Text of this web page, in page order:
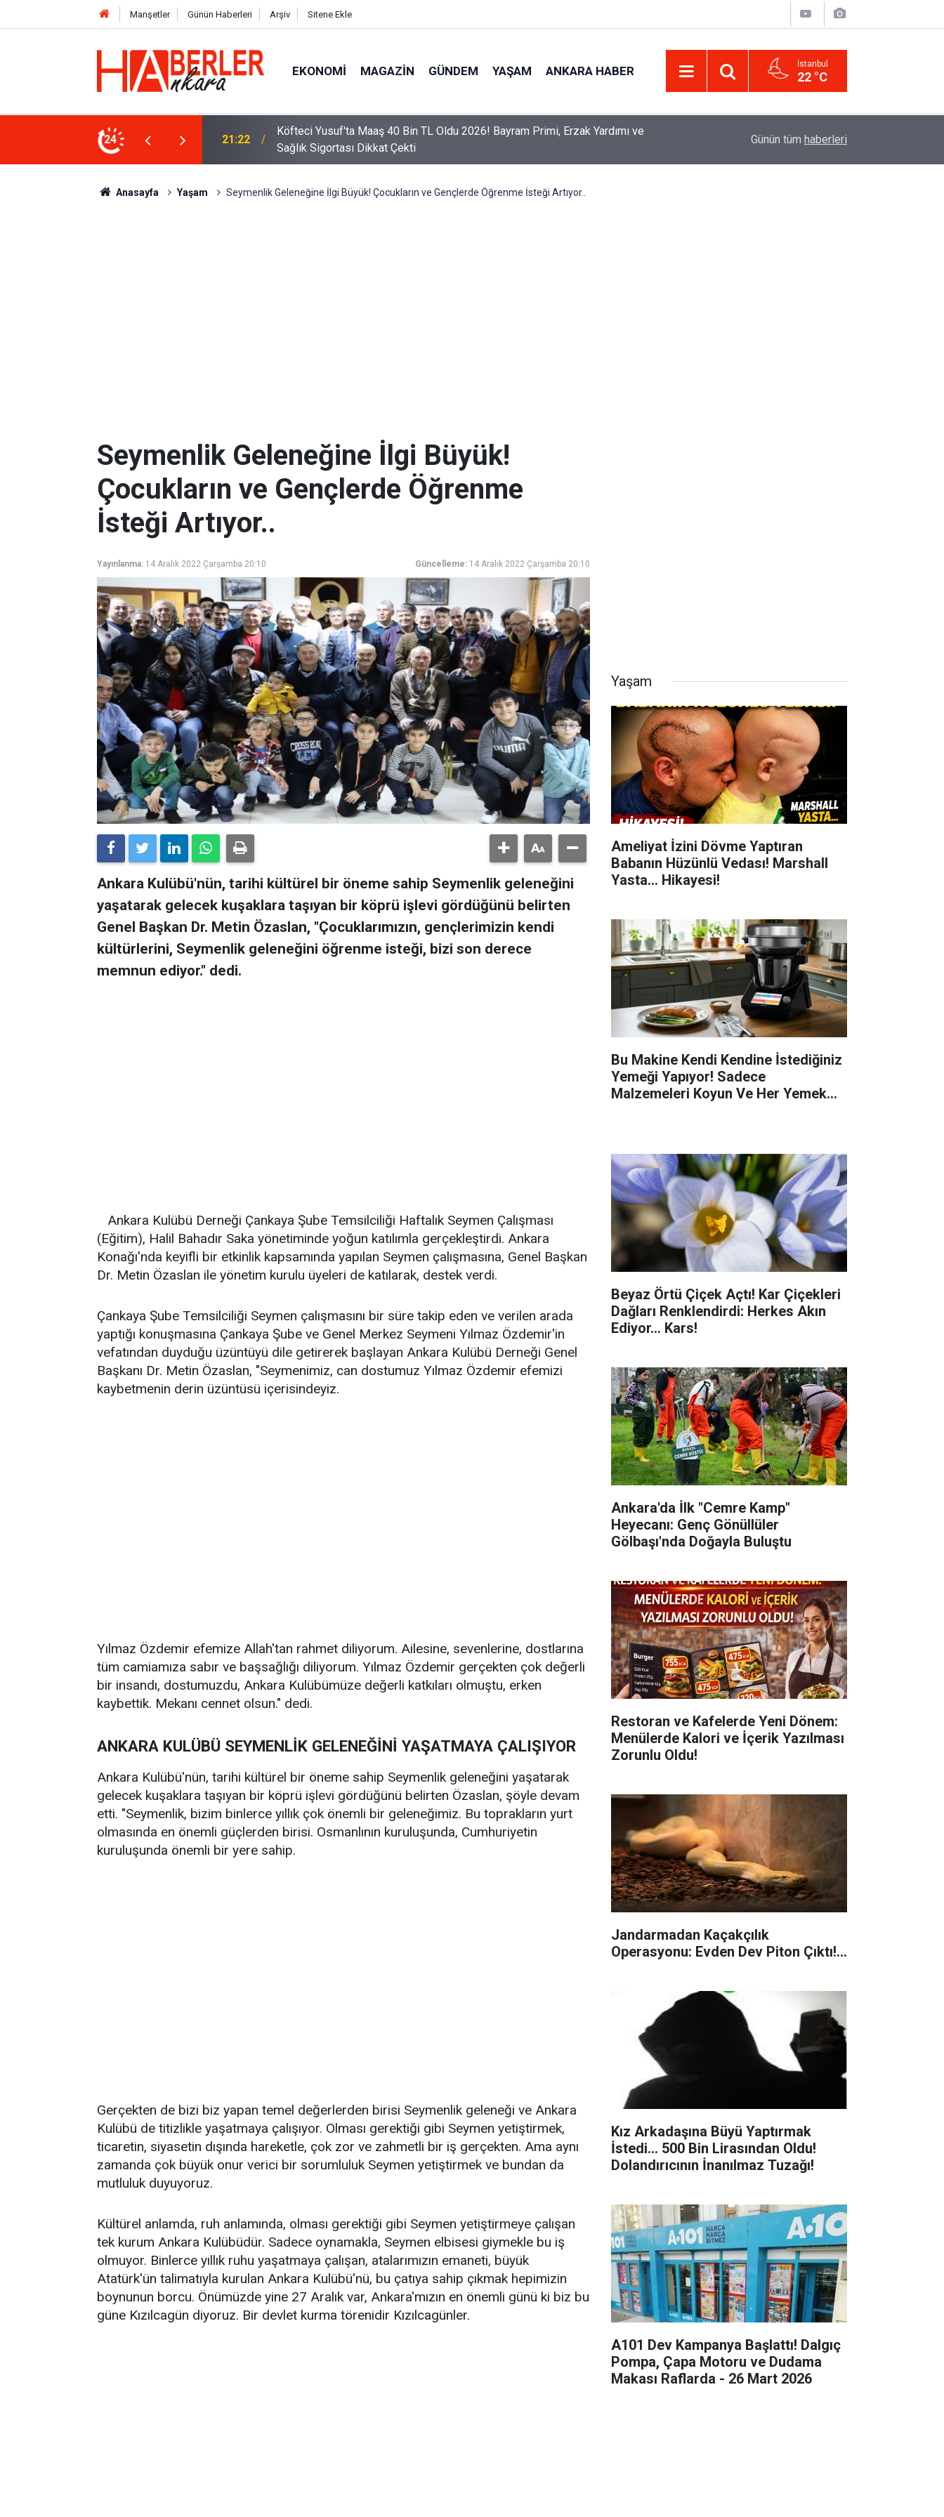
Manşetler Günün Haberleri Arşiv Sitene Ekle
EKONOMI MAGAZIN GÜNDEM YAŞAM ANKARA HABER İstanbul
22 °C
24
2026! Bayram Primi, Erzak Yardımı ve
12:33 Sürücüler Dikkat! Yeni Dönemde 3 İhlal Ehliyet İptaline Neden Olacak
Uzadı, Ödeme Kuralları Değişti
Günün tüm haberleri
Anasayfa Yaşam Seymenlik Geleneğine İlgi Büyük! Çocukların ve Gençlerde Öğrenme İsteği Artıyor..
Seymenlik Geleneğine İlgi Büyük!
Çocukların ve Gençlerde Öğrenme
İsteği Artıyor..
Yayınlanma: 14 Aralık 2022 Çarşamba 20:10 Güncelleme: 14 Aralık 2022 Çarşamba 20:10
Ankara Kulübü'nün, tarihi kültürel bir öneme sahip Seymenlik geleneğini
yaşatarak gelecek kuşaklara taşıyan bir köprü işlevi gördüğünü belirten
Genel Başkan Dr. Metin Özaslan, "Çocuklarımızın, gençlerimizin kendi
kültürlerini, Seymenlik geleneğini öğrenme isteği, bizi son derece
memnun ediyor." dedi.
Ankara Kulübü Derneği Çankaya Şube Temsilciliği Haftalık Seymen Çalışması
(Eğitim), Halil Bahadır Saka yönetiminde yoğun katılımla gerçekleştirdi. Ankara
Konağı'nda keyifli bir etkinlik kapsamında yapılan Seymen çalışmasına, Genel Başkan
Dr. Metin Özaslan ile yönetim kurulu üyeleri de katılarak, destek verdi.
Çankaya Şube Temsilciliği Seymen çalışmasını bir süre takip eden ve verilen arada
yaptığı konuşmasına Çankaya Şube ve Genel Merkez Seymeni Yılmaz Özdemir'in
vefatından duyduğu üzüntüyü dile getirerek başlayan Ankara Kulübü Derneği Genel
Başkanı Dr. Metin Özaslan, "Seymenimiz, can dostumuz Yılmaz Özdemir efemizi
kaybetmenin derin üzüntüsü içerisindeyiz.
Yılmaz Özdemir efemize Allah'tan rahmet diliyorum. Ailesine, sevenlerine, dostlarına
tüm camiamıza sabır ve başsağlığı diliyorum. Yılmaz Özdemir gerçekten çok değerli
bir insandı, dostumuzdu, Ankara Kulübümüze değerli katkıları olmuştu, erken
kaybettik. Mekanı cennet olsun." dedi.
ANKARA KULÜBÜ SEYMENLİK GELENEĞİNİ YAŞATMAYA ÇALIŞIYOR
Ankara Kulübü'nün, tarihi kültürel bir öneme sahip Seymenlik geleneğini yaşatarak
gelecek kuşaklara taşıyan bir köprü işlevi gördüğünü belirten Özaslan, şöyle devam
etti. "Seymenlik, bizim binlerce yıllık çok önemli bir geleneğimiz. Bu toprakların yurt
olmasında en önemli güçlerden birisi. Osmanlının kuruluşunda, Cumhuriyetin
kuruluşunda önemli bir yere sahip.
Gerçekten de bizi biz yapan temel değerlerden birisi Seymenlik geleneği ve Ankara
Kulübü de titizlikle yaşatmaya çalışıyor. Olması gerektiği gibi Seymen yetiştirmek,
ticaretin, siyasetin dışında hareketle, çok zor ve zahmetli bir iş gerçekten. Ama aynı
zamanda çok büyük onur verici bir sorumluluk Seymen yetiştirmek ve bundan da
mutluluk duyuyoruz.
Kültürel anlamda, ruh anlamında, olması gerektiği gibi Seymen yetiştirmeye çalışan
tek kurum Ankara Kulübüdür. Sadece oynamakla, Seymen elbisesi giymekle bu iş
olmuyor. Binlerce yıllık ruhu yaşatmaya çalışan, atalarımızın emaneti, büyük
Atatürk'ün talimatıyla kurulan Ankara Kulübü'nü, bu çatıya sahip çıkmak hepimizin
boynunun borcu. Önümüzde yine 27 Aralık var, Ankara'mızın en önemli günü ki biz bu
güne Kızılcagün diyoruz. Bir devlet kurma törenidir Kızılcagünler.
Yaşam
Ameliyat İzini Dövme Yaptıran
Babanın Hüzünlü Vedası! Marshall
Yasta... Hikayesi!
Bu Makine Kendi Kendine İstediğiniz
Yemeği Yapıyor! Sadece
Malzemeleri Koyun Ve Her Yemek
Beyaz Örtü Çiçek Açtı! Kar Çiçekleri
Dağları Renklendirdi: Herkes Akın
Ediyor... Kars!
Ankara'da İlk "Cemre Kamp"
Heyecanı: Genç Gönüllüler
Gölbaşı'nda Doğayla Buluştu
Restoran ve Kafelerde Yeni Dönem:
Menülerde Kalori ve İçerik Yazılması
Zorunlu Oldu!
Jandarmadan Kaçakçılık
Operasyonu: Evden Dev Piton Çıktı!...
Kız Arkadaşına Büyü Yaptırmak
İstedi... 500 Bin Lirasından Oldu!
Dolandırıcının İnanılmaz Tuzağı!
A101 Dev Kampanya Başlattı! Dalgıç
Pompa, Çapa Motoru ve Dudama
Makası Raflarda - 26 Mart 2026